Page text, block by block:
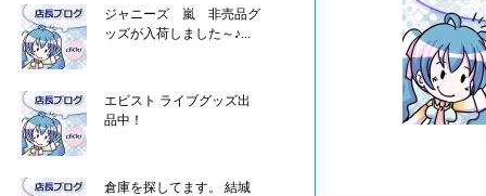
ジャニーズ 嵐 非売品グ
ッズが入荷しました～♪...
エビスト ライブグッズ出
品中！
倉庫を探してます。 結城